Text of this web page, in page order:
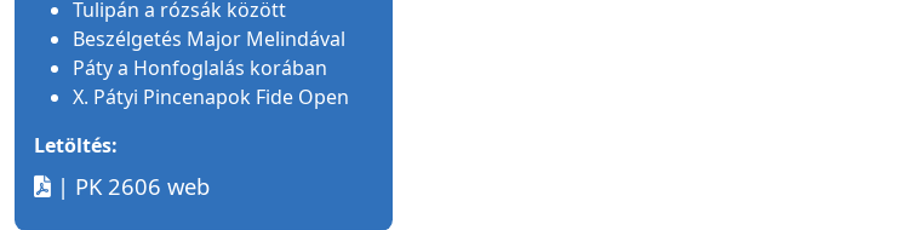
Tulipán a rózsák között
Beszélgetés Major Melindával
Páty a Honfoglalás korában
X. Pátyi Pincenapok Fide Open
Letöltés:
| PK 2606 web